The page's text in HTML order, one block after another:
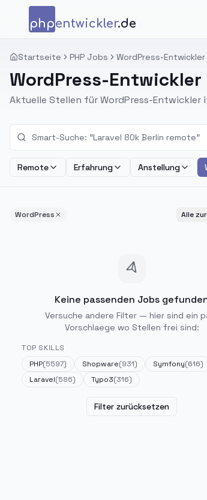
Zum Inhalt springen
phpentwickler.de
Startseite PHP Jobs WordPress-
WordPress-
Aktuelle Stellen für WordPress-Entwickler
Remote Erfahrung Anstellung
WordPress Alle
Keine passenden Jobs
Versuche andere Filter — hier sind ein
Vorschlaege wo Stellen frei sind:
TOP SKILLS
PHP(5597) Shopware(931) Symfony(616)
Laravel(586) Typo3(316)
Filter zurücksetzen